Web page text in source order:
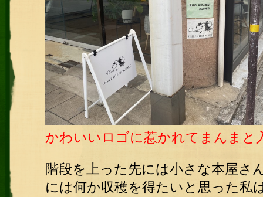
かわいいロゴに惹かれてまんまと
階段を上った先には小さな本屋さ
には何か収穫を得たいと思った私